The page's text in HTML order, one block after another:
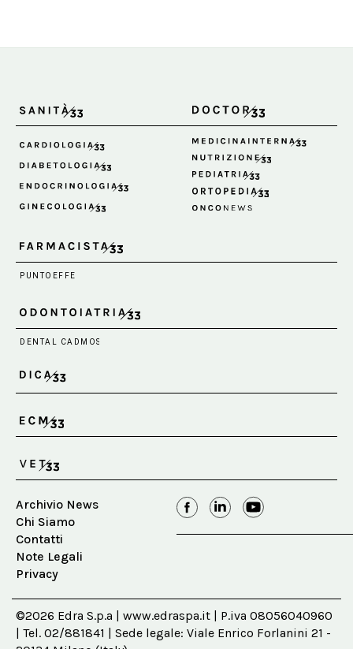
Archivio News
Chi Siamo
Contatti
Note Legali
Privacy
©2026 Edra S.p.a | www.edraspa.it | P.iva 08056040960
| Tel. 02/881841 | Sede legale: Viale Enrico Forlanini 21 -